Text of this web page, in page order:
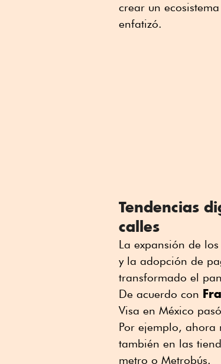
crear un
enfatizó.
Tendencias
calles
La expansión de
y la adopción de
transformado el
De acuerdo con
Visa en México
Por ejemplo, ahora
también en las
metro o Metrobús.